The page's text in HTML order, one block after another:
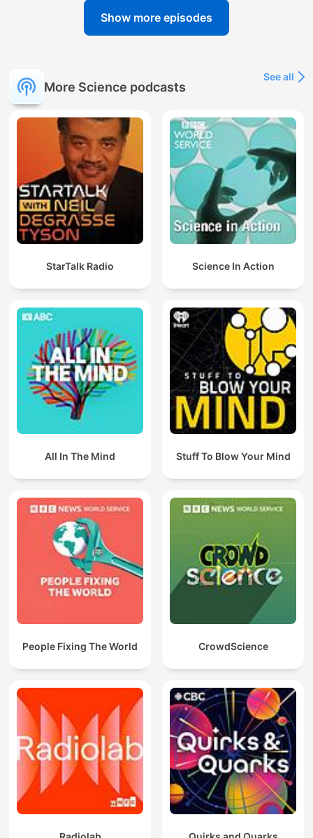
Show more episodes
More Science podcasts
See all
StarTalk Radio Science In Action
All In The Mind Stuff To Blow Your Mind
People Fixing The World CrowdScience